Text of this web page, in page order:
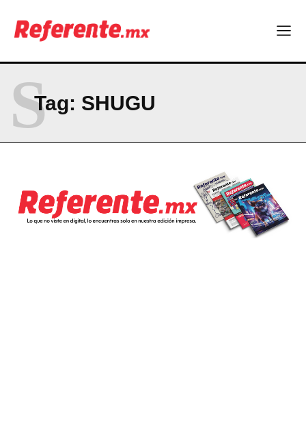
Company
ABOUT
CONTACT
PRIVACY POLICY
NEWSLETTER
Tag: SHUGU
S